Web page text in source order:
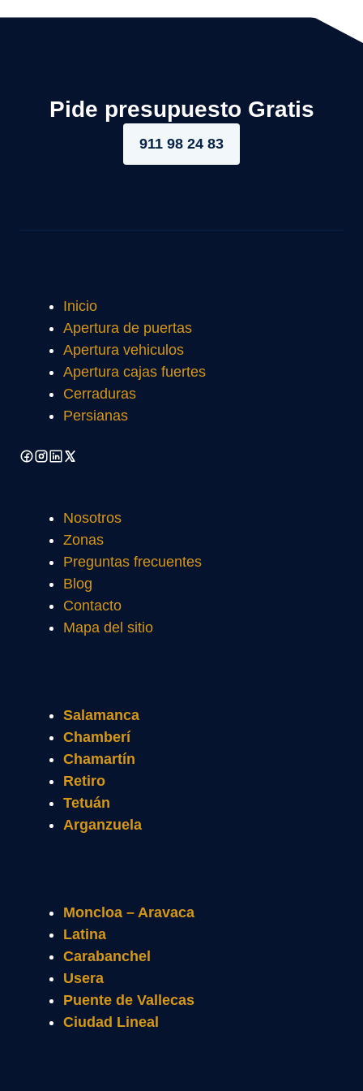
Pide presupuesto Gratis
911 98 24 83
Inicio
Apertura de puertas
Apertura vehiculos
Apertura cajas fuertes
Cerraduras
Persianas
Nosotros
Zonas
Preguntas frecuentes
Blog
Contacto
Mapa del sitio
Salamanca
Chamberí
Chamartín
Retiro
Tetuán
Arganzuela
Moncloa – Aravaca
Latina
Carabanchel
Usera
Puente de Vallecas
Ciudad Lineal